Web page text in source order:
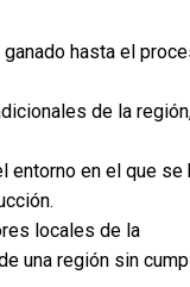
hasta el
de la
entorno en el que se
locales de la
una región sin